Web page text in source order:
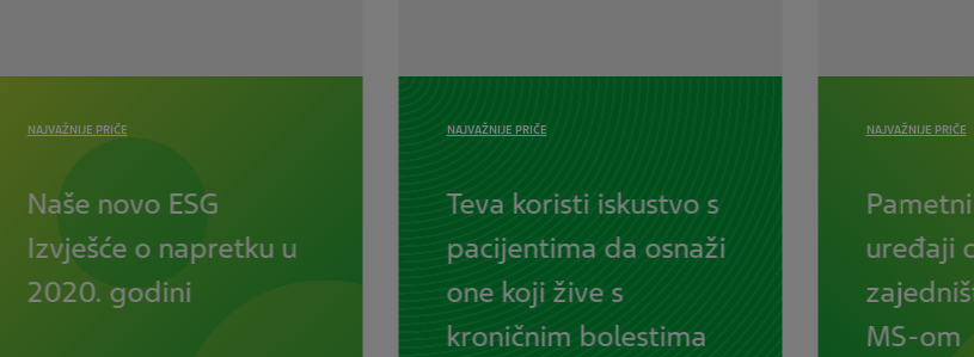
NAJVAŽNIJE PRIČE
Naše novo ESG
Izvješće o napretku u
2020. godini
NAJVAŽNIJE PRIČE
Teva koristi iskustvo s
pacijentima da osnaži
one koji žive s
kroničnim bolestima
NAJVAŽNIJE PRIČE
uređaji
MS-om